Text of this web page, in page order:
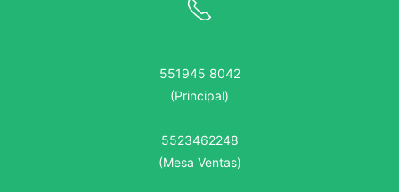
551945 8042
(Principal)
5523462248
(Mesa Ventas)